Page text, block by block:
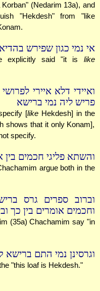
(Nedarim 13a), and
"Hekdesh" from "like
אי נמי כגון שפירש
explicitly said "it is like
ואיידי דלא איירי
פריש ליה נמי ברישא
[like Hekdesh] in the
shows that it only Konam],
specify.
והשתא פליגי חכמים בין
argue both in the
וברוב ספרים גרס
וחכמים אומרים בין כך
(35a) Chachamim say "in
וגרסינן נמי התם ברישא
"this loaf is Hekdesh."